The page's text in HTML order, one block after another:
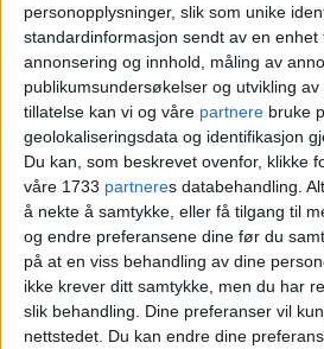
personopplysninger, slik som unike
standardinformasjon sendt av en
annonsering og innhold, måling av
publikumsundersøkelser og utvikling av
tillatelse kan vi og våre partnere bruke
geolokaliseringsdata og identifikasjon
Du kan, som beskrevet ovenfor, klikke
våre 1733 partneres databehandling.
å nekte å samtykke, eller få tilgang til
og endre preferansene dine før du
på at en viss behandling av dine
ikke krever ditt samtykke, men du har
slik behandling. Dine preferanser vil
nettstedet. Du kan endre dine
Siden han var liten, har
hatt et forhold til
besteforeldreneSolveig
Løssfelt startet for over
Etter skoletid og i helger
i butikken, før han i år
rollen som daglig leder.